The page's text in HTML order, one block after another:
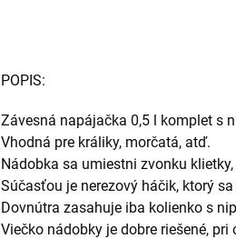
POPIS:
Závesná napájačka 0,5 l komplet s
Vhodná pre králiky, morčatá, atď.
Nádobka sa umiestni zvonku klietky,
Súčasťou je nerezový háčik, ktorý
Dovnútra zasahuje iba kolienko s
Viečko nádobky je dobre riešené,